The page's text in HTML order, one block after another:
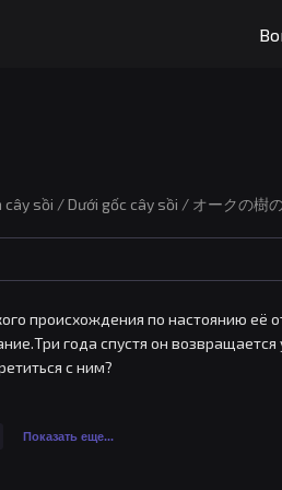
sồi / Dưới gốc cây sồi / オークの樹
происхождения по настоянию её
года спустя он
с ним?
Показать еще...